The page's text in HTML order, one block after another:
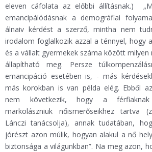
eleven cáfolata az előbbi állításnak.)
emancipálódásnak a demográfiai
álnaiv kérdést a szerző, mintha nem
irodalom foglalkozik azzal a ténnyel, hogy
és a vállalt gyermekek száma között milyen
állapítható meg. Persze
emancipáció esetében is, - más
más korokban is van példa elég. Ebből
nem következik, hogy a
markolászniuk nőismerőseikhez tartva
Lánczi tanácsolja), annak tudatában,
jórészt azon múlik, hogyan alakul a nő
biztonsága a világunkban”. Na meg azon,